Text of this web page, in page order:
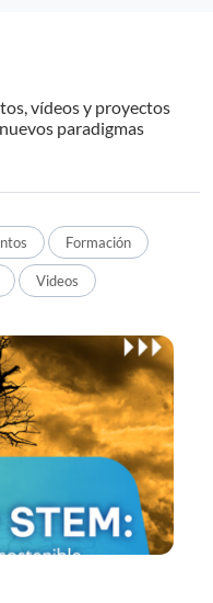
vídeos y proyectos
paradigmas
Formación
Videos